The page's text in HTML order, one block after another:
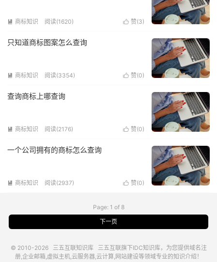
 商标知识 阅读(1620)  赞(3)
只知道商标图案怎么查询
 商标知识 阅读(3354)  赞(0)
查询商标上哪查询
 商标知识 阅读(2176)  赞(0)
一个公司拥有的商标怎么查询
 商标知识 阅读(2937)  赞(0)
Page: 1 of 8
下一页
© 2010-2026 三五互联知识库 三五互联旗下IDC知识库，为您提供域名注
册,企业邮箱,虚拟主机,云服务器,云计算,网站建设等领域专业的知识介绍！